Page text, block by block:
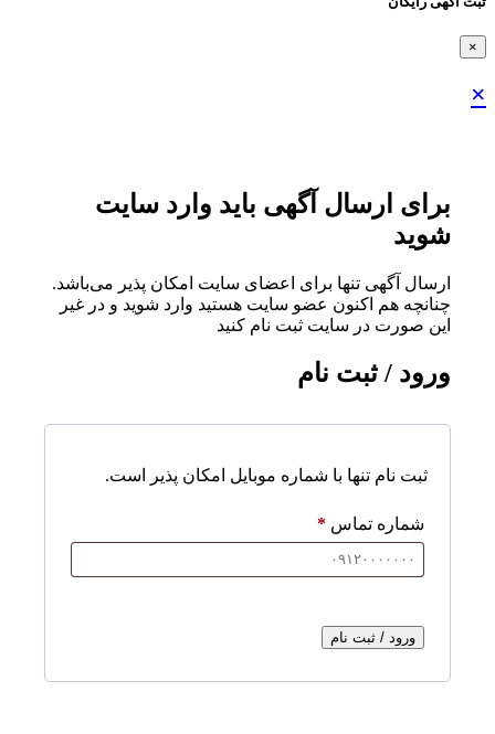
×
×
برای ارسال آگهی باید وارد سایت
شوید
ارسال آگهی تنها برای اعضای سایت امکان پذیر می‌باشد.
چنانچه هم‌ اکنون عضو سایت هستید وارد شوید و در غیر
این صورت در سایت ثبت نام کنید
ورود / ثبت نام
ثبت نام تنها با شماره موبایل امکان پذیر است.
شماره تماس *
ورود / ثبت نام